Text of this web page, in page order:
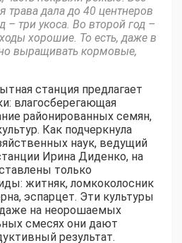
трава дала до 40 центнеров
– три укоса. Во второй год –
хорошие. То есть, даже в
выращивать кормовые,
станция предлагает
влагосберегающая
районированных семян,
Как подчеркнула
наук, ведущий
Ирина Диденко, на
только
житняк, ломкоколосник
эспарцет. Эти культуры
на неорошаемых
смесях они дают
результат.